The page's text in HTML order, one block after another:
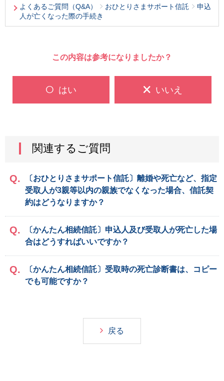
よくあるご質問（Q&A）
おひとりさまサポート信託
申込
人が亡くなった際の手続き
この内容は参考になりましたか？
はい いいえ
関連するご質問
〔おひとりさまサポート信託〕離婚や死亡など、指定
受取人が3親等以内の親族でなくなった場合、信託契
約はどうなりますか？
〔かんたん相続信託〕申込人及び受取人が死亡した場
合はどうすればいいですか？
〔かんたん相続信託〕受取時の死亡診断書は、コピー
でも可能ですか？
戻る